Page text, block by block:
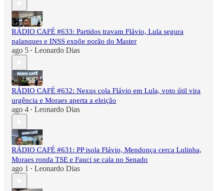
RÁDIO CAFÉ #633: Partidos travam Flávio, Lula segura
palanques e INSS expõe porão do Master
ago 5 • Leonardo Dias
RÁDIO CAFÉ #632: Nexus cola Flávio em Lula, voto útil vira
urgência e Moraes aperta a eleição
ago 4 • Leonardo Dias
RÁDIO CAFÉ #631: PP isola Flávio, Mendonça cerca Lulinha,
Moraes ronda TSE e Fauci se cala no Senado
ago 1 • Leonardo Dias